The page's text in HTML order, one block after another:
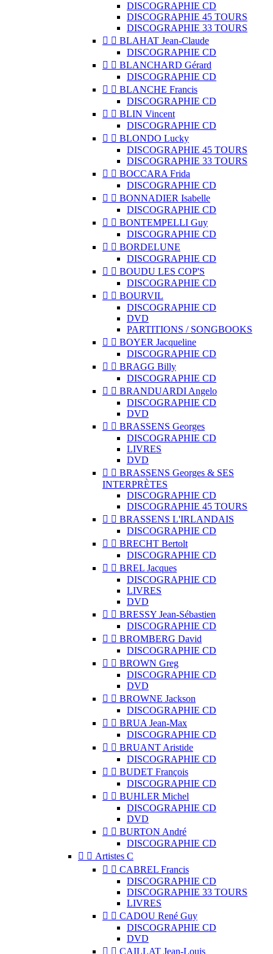
DISCOGRAPHIE CD
DISCOGRAPHIE 45 TOURS
DISCOGRAPHIE 33 TOURS
  BLAHAT Jean-Claude
DISCOGRAPHIE CD
  BLANCHARD Gérard
DISCOGRAPHIE CD
  BLANCHE Francis
DISCOGRAPHIE CD
  BLIN Vincent
DISCOGRAPHIE CD
  BLONDO Lucky
DISCOGRAPHIE 45 TOURS
DISCOGRAPHIE 33 TOURS
  BOCCARA Frida
DISCOGRAPHIE CD
  BONNADIER Isabelle
DISCOGRAPHIE CD
  BONTEMPELLI Guy
DISCOGRAPHIE CD
  BORDELUNE
DISCOGRAPHIE CD
  BOUDU LES COP'S
DISCOGRAPHIE CD
  BOURVIL
DISCOGRAPHIE CD
DVD
PARTITIONS / SONGBOOKS
  BOYER Jacqueline
DISCOGRAPHIE CD
  BRAGG Billy
DISCOGRAPHIE CD
  BRANDUARDI Angelo
DISCOGRAPHIE CD
DVD
  BRASSENS Georges
DISCOGRAPHIE CD
LIVRES
DVD
  BRASSENS Georges & SES
INTERPRÈTES
DISCOGRAPHIE CD
DISCOGRAPHIE 45 TOURS
  BRASSENS L'IRLANDAIS
DISCOGRAPHIE CD
  BRECHT Bertolt
DISCOGRAPHIE CD
  BREL Jacques
DISCOGRAPHIE CD
LIVRES
DVD
  BRESSY Jean-Sébastien
DISCOGRAPHIE CD
  BROMBERG David
DISCOGRAPHIE CD
  BROWN Greg
DISCOGRAPHIE CD
DVD
  BROWNE Jackson
DISCOGRAPHIE CD
  BRUA Jean-Max
DISCOGRAPHIE CD
  BRUANT Aristide
DISCOGRAPHIE CD
  BUDET François
DISCOGRAPHIE CD
  BUHLER Michel
DISCOGRAPHIE CD
DVD
  BURTON André
DISCOGRAPHIE CD
  Artistes C
  CABREL Francis
DISCOGRAPHIE CD
DISCOGRAPHIE 33 TOURS
LIVRES
  CADOU René Guy
DISCOGRAPHIE CD
DVD
  CAILLAT Jean-Louis